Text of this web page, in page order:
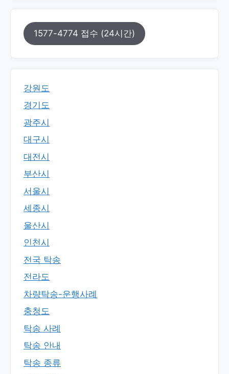
1577-4774 접수 (24시간)
강원도
경기도
광주시
대구시
대전시
부산시
서울시
세종시
울산시
인천시
전국 탁송
전라도
차량탁송-운행사례
충청도
탁송 사례
탁송 안내
탁송 종류